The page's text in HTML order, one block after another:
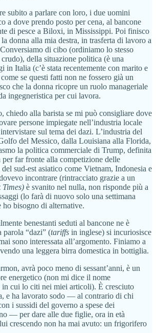
subito a parlare con loro, i due uomini
a dove prendo posto per cena, al bancone
di pesce a Biloxi, in Mississippi. Poi finisco
donna alla mia destra, in trasferta di lavoro a
di cibo (ordiniamo lo stesso
della situazione politica (è una
in Italia (c’è stata recentemente con marito e
se questi fatti non ne fossero già un
che la donna ricopre un ruolo manageriale
ingegneristica per cui lavora.
chiedo alla barista se mi può consigliare dove
persone impiegate nell’industria locale
sul tema dei dazi. L’industria del
del Messico, dalla Louisiana alla Florida,
la politica commerciale di Trump, definita
per far fronte alla competizione delle
sud-est asiatico come Vietnam, Indonesia e
incontrare (rintracciato grazie a un
Times) è svanito nel nulla, non risponde più a
(lo farà di nuovo solo una settimana
bisogno di alternative.
benestanti seduti al bancone ne è
parola “dazi” (tariffs in inglese) si incuriosisce
sono interessata all’argomento. Finiamo a
una leggera birra domestica in bottiglia.
avrà poco meno di sessant’anni, è un
energetico (non mi dice il nome
in cui lo citi nei miei articoli). È cresciuto
e ha lavorato sodo — al contrario di chi
i sussidi del governo a spese dei
— per dare alle due figlie, ora in età
crescendo non ha mai avuto: un frigorifero